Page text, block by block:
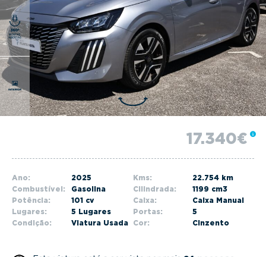
g
a
t
i
o
17.340€
Ano: 2025 Kms:
22.754 km
Combustível:
Gasolina Cilindrada:
1199 cm3
Potência:
101 cv Caixa:
Caixa Manual
Lugares:
5 Lugares Portas:
5
Condição:
Viatura Usada Cor: Cinzento